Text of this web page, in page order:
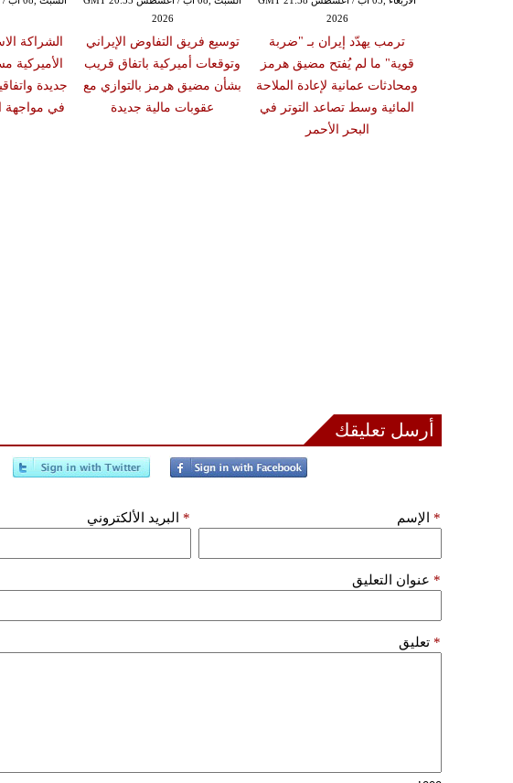
الشراكة
الأميركية
جديدة
في مواجهة
2026
توسيع فريق التفاوض الإيراني
وتوقعات أميركية باتفاق قريب
بشأن مضيق هرمز بالتوازي مع
عقوبات مالية جديدة
2026
ترمب يهدّد إيران بـ "ضربة
قوية" ما لم يُفتح مضيق هرمز
ومحادثات عمانية لإعادة الملاحة
المائية وسط تصاعد التوتر في
البحر الأحمر
أرسل تعليقك
الإسم * البريد الألكتروني *
عنوان التعليق *
تعليق *